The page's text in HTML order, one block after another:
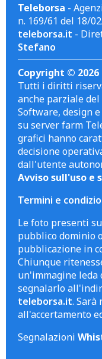
Teleborsa -
n. 169/61 del 18/
teleborsa.it -
Stefano
Copyright © 2026
Tutti i diritti
anche parziale
Software, design
su server farm
grafici hanno
decisione
dall'utente
Avviso sull'uso e
Termini e
Le foto presenti
pubblico dominio
pubblicazione in
Chiunque
un'immagine
segnalarlo
teleborsa.it. Sarà
all'accertamento
Segnalazioni